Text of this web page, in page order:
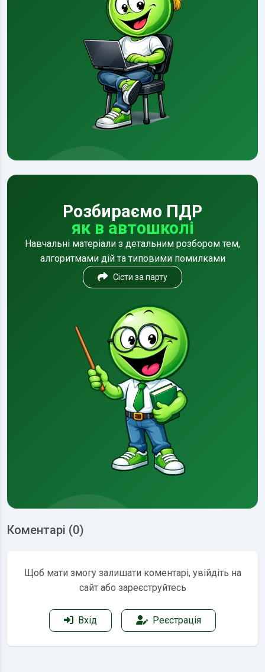
Розбираємо ПДР
як в автошколі
Навчальні матеріали з детальним розбором тем,
алгоритмами дій та типовими помилками
Сісти за парту
Коментарі (0)
Щоб мати змогу залишати коментарі, увійдіть на
сайт або зареєструйтесь
Вхід Реєстрація